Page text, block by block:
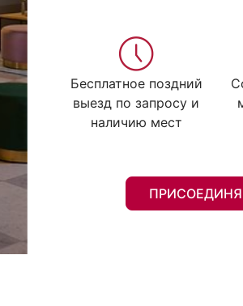
Бесплатное поздний
выезд по запросу и
наличию мест